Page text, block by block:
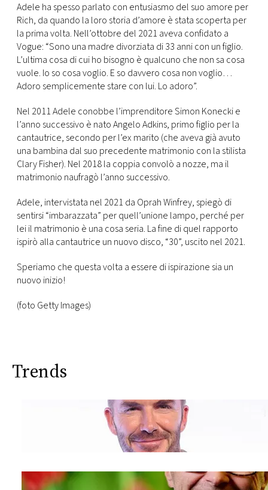
Adele ha spesso parlato con entusiasmo del suo amore per
Rich, da quando la loro storia d’amore è stata scoperta per
la prima volta. Nell’ottobre del 2021 aveva confidato a
Vogue: “Sono una madre divorziata di 33 anni con un figlio.
L’ultima cosa di cui ho bisogno è qualcuno che non sa cosa
vuole. Io so cosa voglio. E so davvero cosa non voglio…
Adoro semplicemente stare con lui. Lo adoro”.
Nel 2011 Adele conobbe l’imprenditore Simon Konecki e
l’anno successivo è nato Angelo Adkins, primo figlio per la
cantautrice, secondo per l’ex marito (che aveva già avuto
una bambina dal suo precedente matrimonio con la stilista
Clary Fisher). Nel 2018 la coppia convolò a nozze, ma il
matrimonio naufragò l’anno successivo.
Adele, intervistata nel 2021 da Oprah Winfrey, spiegò di
sentirsi “imbarazzata” per quell’unione lampo, perché per
lei il matrimonio è una cosa seria. La fine di quel rapporto
ispirò alla cantautrice un nuovo disco, “30”, uscito nel 2021.
Speriamo che questa volta a essere di ispirazione sia un
nuovo inizio!
(foto Getty Images)
Trends